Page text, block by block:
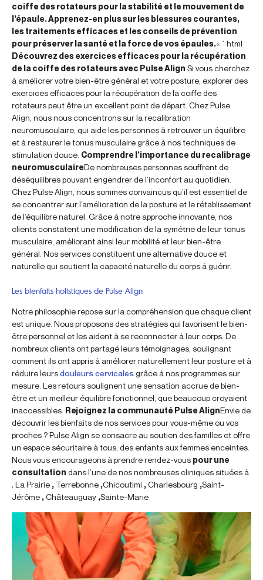
coiffe des rotateurs pour la stabilité et le mouvement de
l’épaule. Apprenez-en plus sur les blessures courantes,
les traitements efficaces et les conseils de prévention
pour préserver la santé et la force de vos épaules.« `html
Découvrez des exercices efficaces pour la récupération
de la coiffe des rotateurs avec Pulse Align Si vous cherchez
à améliorer votre bien-être général et votre posture, explorer des
exercices efficaces pour la récupération de la coiffe des
rotateurs peut être un excellent point de départ. Chez Pulse
Align, nous nous concentrons sur la recalibration
neuromusculaire, qui aide les personnes à retrouver un équilibre
et à restaurer le tonus musculaire grâce à nos techniques de
stimulation douce. Comprendre l’importance du recalibrage
neuromusculaireDe nombreuses personnes souffrent de
déséquilibres pouvant engendrer de l’inconfort au quotidien.
Chez Pulse Align, nous sommes convaincus qu’il est essentiel de
se concentrer sur l’amélioration de la posture et le rétablissement
de l’équilibre naturel. Grâce à notre approche innovante, nos
clients constatent une modification de la symétrie de leur tonus
musculaire, améliorant ainsi leur mobilité et leur bien-être
général. Nos services constituent une alternative douce et
naturelle qui soutient la capacité naturelle du corps à guérir.
Les bienfaits holistiques de Pulse Align
Notre philosophie repose sur la compréhension que chaque client
est unique. Nous proposons des stratégies qui favorisent le bien-
être personnel et les aident à se reconnecter à leur corps. De
nombreux clients ont partagé leurs témoignages, soulignant
comment ils ont appris à améliorer naturellement leur posture et à
réduire leursdouleurs cervicales grâce à nos programmes sur
mesure. Les retours soulignent une sensation accrue de bien-
être et un meilleur équilibre fonctionnel, que beaucoup croyaient
inaccessibles. Rejoignez la communauté Pulse AlignEnvie de
découvrir les bienfaits de nos services pour vous-même ou vos
proches ? Pulse Align se consacre au soutien des familles et offre
un espace sécuritaire à tous, des enfants aux femmes enceintes.
Nous vous encourageons à prendre rendez-vous pour une
consultation dans l’une de nos nombreuses cliniques situées à
, La Prairie , Terrebonne ,Chicoutimi ,Charlesbourg ,Saint-
Jérôme ,Châteauguay ,Sainte-Marie